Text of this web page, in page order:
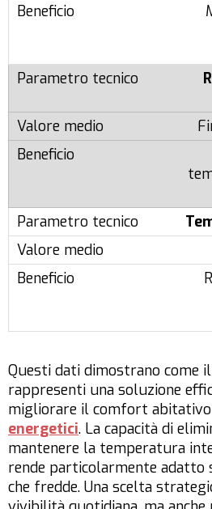
Questi dati dimostrano come
rappresenti una soluzione
migliorare il comfort
energetici. La capacità di
mantenere la temperatura
rende particolarmente adatto
che fredde. Una scelta